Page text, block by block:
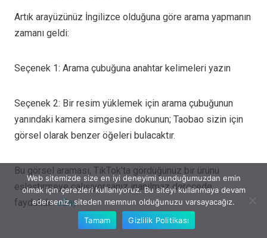
Artık arayüzünüz İngilizce olduğuna göre arama yapmanın
zamanı geldi:
Seçenek 1: Arama çubuğuna anahtar kelimeleri yazın
Seçenek 2: Bir resim yüklemek için arama çubuğunun
yanındaki kamera simgesine dokunun; Taobao sizin için
görsel olarak benzer öğeleri bulacaktır.
Bu görsel araması, TikTok'ta gördüğünüz bir ürünü
eşleştirmeye çalışıyorsanız inanılmaz derecede
faydalıdır.eBay.
Web sitemizde size en iyi deneyimi sunduğumuzdan emin
olmak için çerezleri kullanıyoruz. Bu siteyi kullanmaya devam
ederseniz, siteden memnun olduğunuzu varsayacağız.
Tamam
Gizlilik Politikası